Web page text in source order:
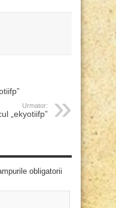
Urmator:
„ekyotiifp”
obligatorii